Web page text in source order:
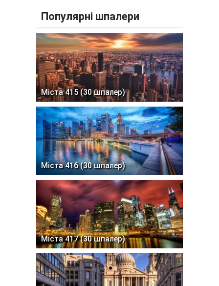
Популярні шпалери
Міста 415 (30 шпалер)
Міста 416 (30 шпалер)
Міста 417 (30 шпалер)